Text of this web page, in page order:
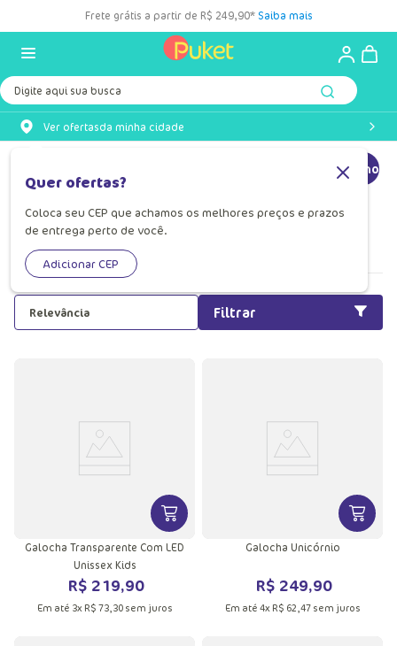
Frete grátis a partir de R$ 249,90* Saiba mais
Digite aqui sua busca
Ver ofertasda minha cidade
Quer ofertas?
Coloca seu CEP que achamos os melhores preços e prazos
de entrega perto de você.
Adicionar CEP
Galocha para Menino
Galocha
Relevância Filtrar
VER MAIS INFORMAÇÕES DO
Galocha Transparente Com LED
Unissex Kids
R$ 219,90
Em até 3x R$ 73, 30sem juros
VER
Galocha Unicórnio
R$ 249,90
Em até 4x R$ 62 47sem juros